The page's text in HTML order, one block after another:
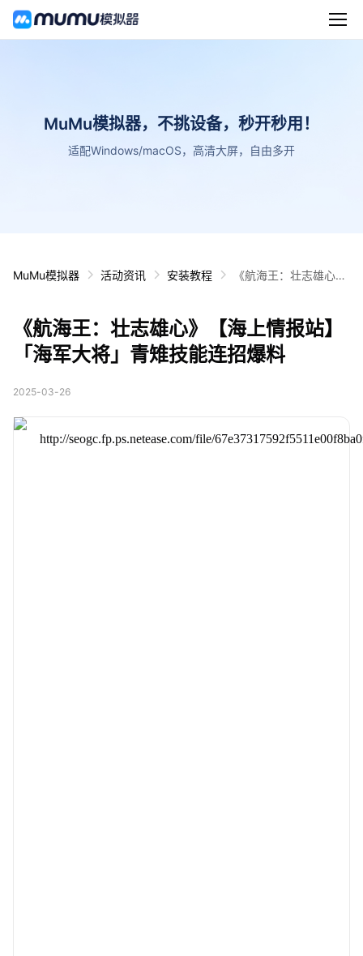
MuMu模拟器，不挑设备，秒开秒用！
适配Windows/macOS，高清大屏，自由多开
MuMu模拟器 活动资讯 安装教程
《航海王：壮志雄心》
料
《航海王：壮志雄心》【海上情报站】
「海军大将」青雉技能连招爆料
2025-03-26